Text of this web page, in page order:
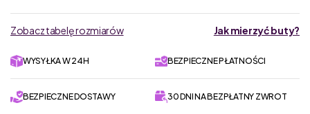
Zobacz tabelę rozmiarów Jak mierzyć buty?
WYSYŁKA W 24H BEZPIECZNE PŁATNOŚCI
BEZPIECZNE DOSTAWY 30 DNI NA BEZPŁATNY ZWROT